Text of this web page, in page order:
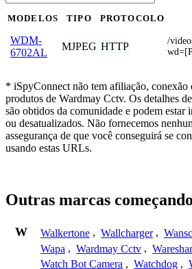
MODELOS TIPO PROTOCOLO
WDM-
6702AL
MJPEG HTTP
/
* iSpyConnect não tem afiliação, conexão
produtos de Wardmay Cctv. Os detalhes
são obtidos da comunidade e podem estar
ou desatualizados. Não fornecemos
assegurança de que você conseguirá se
usando estas URLs.
Outras marcas
W Walkertone , Wallcharger ,
Wapa , Wardmay Cctv ,
Watch Bot Camera , Watchdog ,